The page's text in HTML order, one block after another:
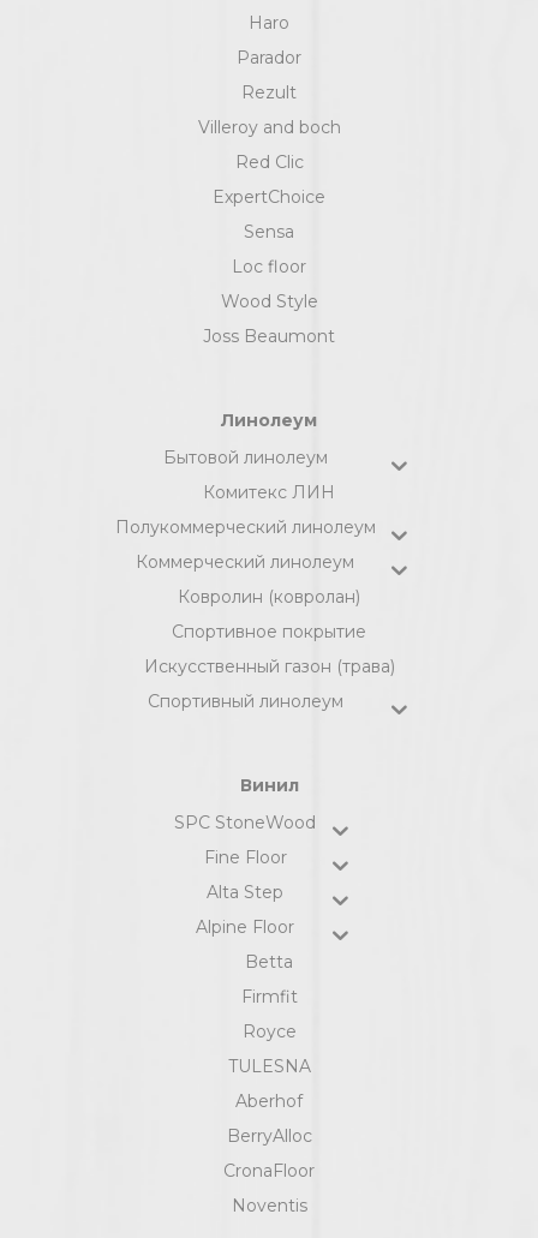
Haro
Parador
Rezult
Villeroy and boch
Red Clic
ExpertChoice
Sensa
Loc floor
Wood Style
Joss Beaumont
Линолеум
Бытовой линолеум
Комитекс ЛИН
Полукоммерческий линолеум
Коммерческий линолеум
Ковролин (ковролан)
Спортивное покрытие
Искусственный газон (трава)
Спортивный линолеум
Винил
SPC StoneWood
Fine Floor
Alta Step
Alpine Floor
Betta
Firmfit
Royce
TULESNA
Aberhof
BerryAlloc
CronaFloor
Noventis